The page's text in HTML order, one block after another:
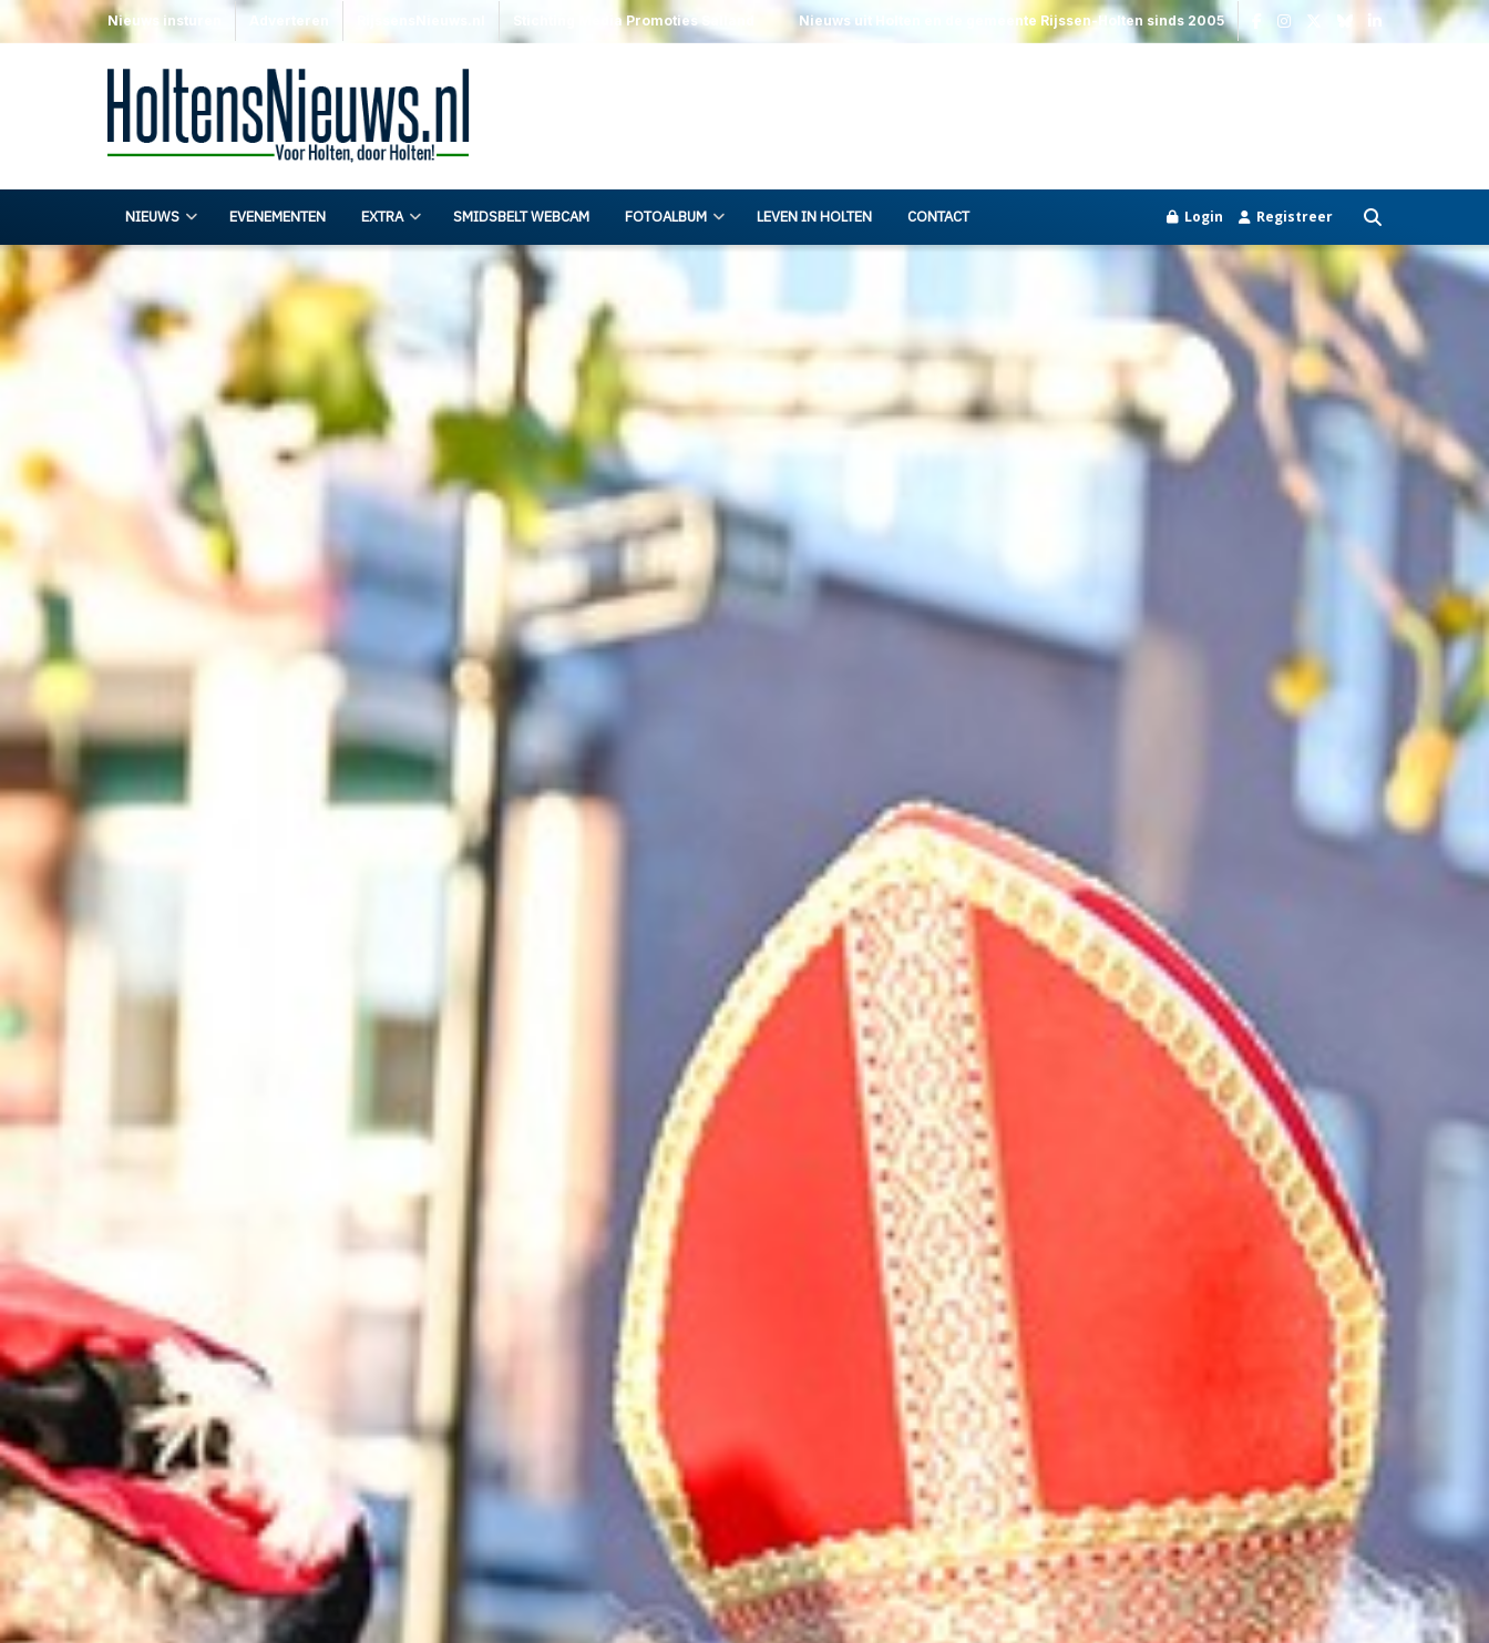
Nieuws insturen Adverteren Stichting Media Promoties Salland Nieuws uit Holten en de gemeente Rijssen-Holten sinds 2005
NIEUWS EVENEMENTEN EXTRA SMIDSBELT WEBCAM FOTOALBUM LEVEN IN HOLTEN CONTACT Login Registreer